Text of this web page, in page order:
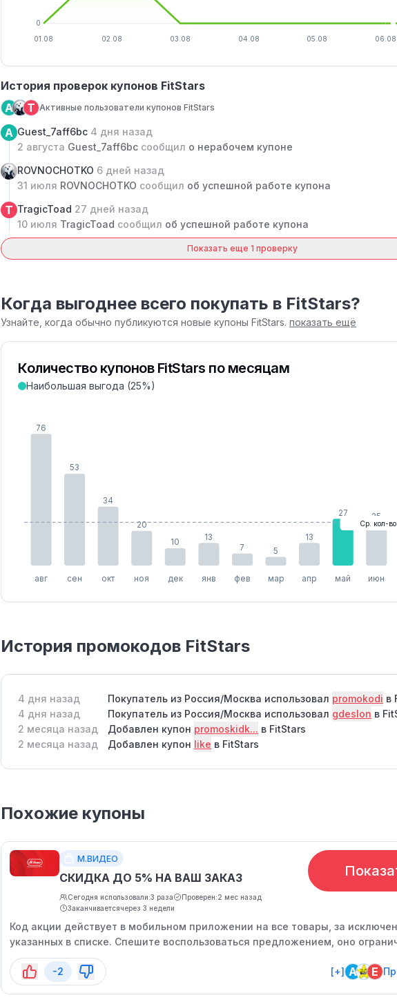
0
01.08 02.08 03.08 04.08 05.08 06.08
История проверок купонов FitStars
A
T Активные пользователи купонов FitStars
A Guest_7aff6bc 4 дня назад
2 августа Guest_7aff6bc сообщил о нерабочем купоне
ROVNOCHOTKO 6 дней назад
31 июля ROVNOCHOTKO сообщил об успешной работе купона
T TragicToad 27 дней назад
10 июля TragicToad сообщил об успешной работе купона
Показать еще 1 проверку
Когда выгоднее всего покупать в FitStars?
Узнайте, когда обычно публикуются новые купоны FitStars. показать ещё
Количество купонов FitStars по месяцам
Наибольшая выгода (25%)
76
авг
53
сен
34
окт
20
ноя
10
дек
13
янв
7
фев
5
мар
13
апр
27
май
25
июн
Ср. кол-
История промокодов FitStars
4 дня назад Покупатель из Россия/Москва использовал promokodi в
4 дня назад
Покупатель из Россия/Москва использовал gdeslon в
2 месяца назад
Добавлен купон promoskidk... в FitStars
2 месяца назад
Добавлен купон like в FitStars
Похожие купоны
М.ВИДЕО
СКИДКА ДО 5% НА ВАШ ЗАКАЗ
Сегодня использовали:3 раза Проверен:2 мес назад
Заканчиваетсячерез 3 недели
Код акции действует в мобильном приложении на все товары, за
указанных в списке. Спешите воспользоваться предложением, оно
времени.
-2
[+] A E